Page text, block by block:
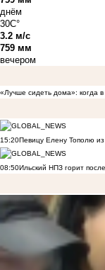
днём
30C°
3.2 м/с
759 мм
вечером
«Лучше сидеть дома»: когда в
15:20Певицу Елену Тополю из
08:50Ильский НПЗ горит